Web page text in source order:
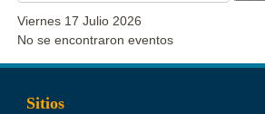
Viernes 17 Julio 2026
No se encontraron eventos
Sitios